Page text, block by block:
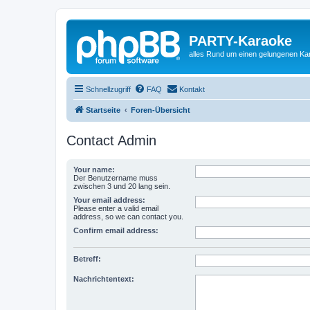
PARTY-Karaoke
alles Rund um einen gelungenen
Schnellzugriff FAQ Kontakt
Startseite Foren-Übersicht
Contact Admin
Your name:
Der Benutzername muss
zwischen 3 und 20 lang sein.
Your email address:
Please enter a valid email
address, so we can contact you.
Confirm email address:
Betreff:
Nachrichtentext: